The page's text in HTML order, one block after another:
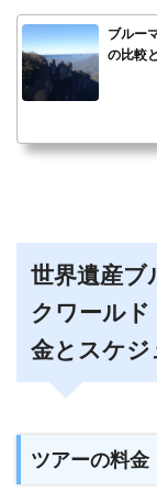
ブルー
の比較
世界遺産ブ
クワール
金とスケジ
ツアーの料金